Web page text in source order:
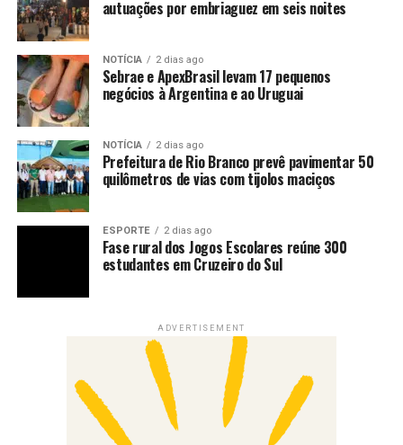
autuações por embriaguez em seis noites
NOTÍCIA 2 dias ago
Sebrae e ApexBrasil levam 17 pequenos
negócios à Argentina e ao Uruguai
NOTÍCIA 2 dias ago
Prefeitura de Rio Branco prevê pavimentar 50
quilômetros de vias com tijolos maciços
ESPORTE 2 dias ago
Fase rural dos Jogos Escolares reúne 300
estudantes em Cruzeiro do Sul
ADVERTISEMENT